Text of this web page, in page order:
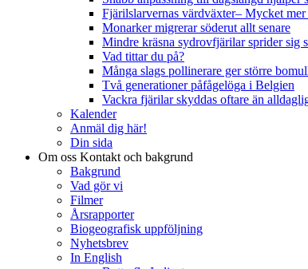
Fjärilslarvernas värdväxter– Mycket
Monarker migrerar söderut allt senare
Mindre kräsna sydrovfjärilar sprider sig
Vad tittar du på?
Många slags pollinerare ger större
Två generationer påfågelöga i Belgien
Vackra fjärilar skyddas oftare än
Kalender
Anmäl dig här!
Din sida
Om oss Kontakt och bakgrund
Bakgrund
Vad gör vi
Filmer
Årsrapporter
Biogeografisk uppföljning
Nyhetsbrev
In English